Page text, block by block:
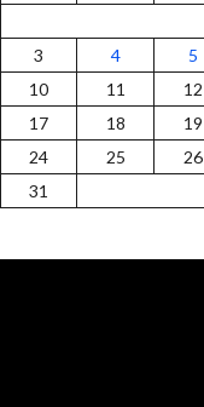
3
4 5
10
11 12
17
18 19
24
25 26
31